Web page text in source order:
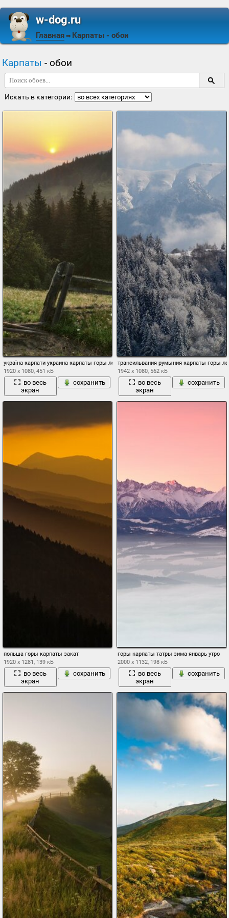
w-dog.ru
Главная ⇒ Карпаты - обои
Карпаты - обои
Искать в категории:
україна карпати украина карпаты горы лес ограждение трава цветы пейзаж закат
1920 x 1080, 451 кБ
во весь
экран
сохранить
трансильвания румыния карпаты горы
1942 x 1080, 562 кБ
во весь
экран
сохранить
польша горы карпаты закат
1920 x 1281, 139 кБ
во весь
экран
сохранить
горы карпаты татры зима январь утро
2000 x 1132, 198 кБ
во весь
экран
сохранить